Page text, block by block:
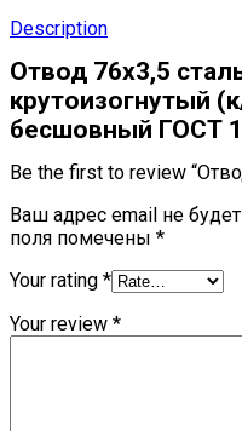
Description
Отвод 76х3,5
крутоизогнутый
бесшовный ГОСТ
Be the first to review
Ваш адрес email не
поля помечены *
Your rating *
Your review *